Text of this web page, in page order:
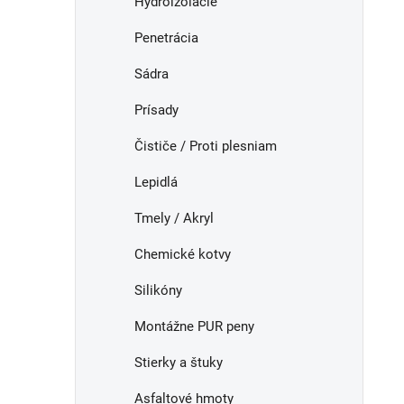
Penetrácia
Sádra
Prísady
Čističe / Proti plesniam
Lepidlá
Tmely / Akryl
Chemické kotvy
Silikóny
Montážne PUR peny
Stierky a štuky
Asfaltové hmoty